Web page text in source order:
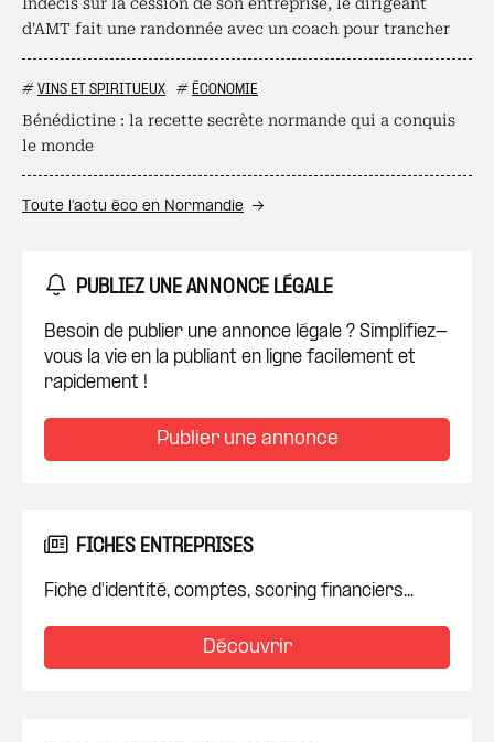
d'AMT fait une randonnée avec un coach pour trancher
# VINS ET SPIRITUEUX # ÉCONOMIE
Bénédictine : la recette secrète normande qui a conquis
le monde
Toute l’actu éco en Normandie
PUBLIEZ UNE ANNONCE LÉGALE
Besoin de publier une annonce légale ? Simplifiez-
vous la vie en la publiant en ligne facilement et
rapidement !
Publier une annonce
FICHES ENTREPRISES
Fiche d'identité, comptes, scoring financiers...
Découvrir